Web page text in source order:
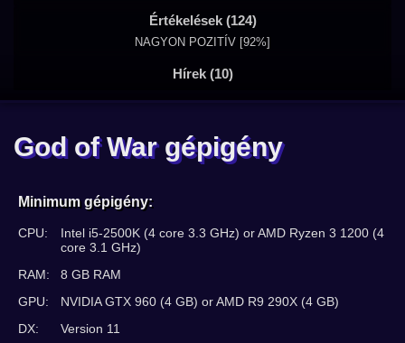
Értékelések (124)
NAGYON POZITÍV [92%]
Hírek (10)
God of War gépigény
Minimum gépigény:
CPU:
Intel i5-2500K (4 core 3.3 GHz) or AMD Ryzen 3 1200 (4
core 3.1 GHz)
RAM:
8 GB RAM
GPU:
NVIDIA GTX 960 (4 GB) or AMD R9 290X (4 GB)
DX:
Version 11